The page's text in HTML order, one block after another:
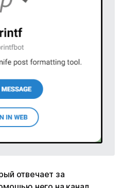
отвечает за